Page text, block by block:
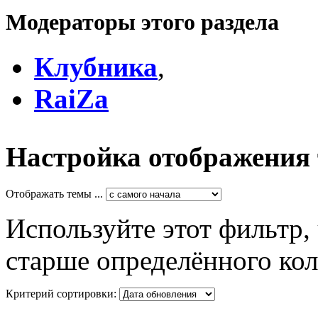
Модераторы этого раздела
Клубника,
RaiZa
Настройка отображения
Отображать темы ...
Используйте этот
старше определённого
Критерий сортировки: